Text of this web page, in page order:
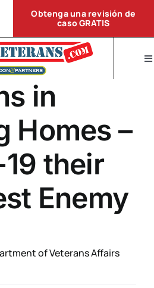
del VA
Obtenga una revisión de
caso GRATIS
in
Homes –
their
Enemy
of Veterans Affairs